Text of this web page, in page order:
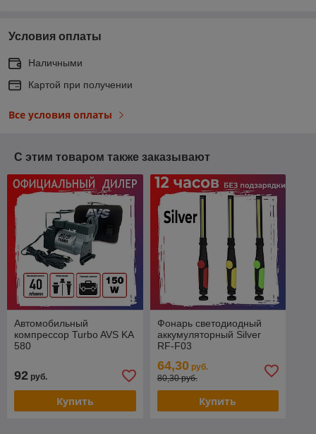
Условия оплаты
Наличными
Картой при получении
Все условия оплаты
С этим товаром также заказывают
Автомобильный
компрессор Turbo AVS KA
580
92 руб.
Купить
Фонарь светодиодный
аккумуляторный Silver
RF-F03
64,30руб.
80,30 руб.
Купить